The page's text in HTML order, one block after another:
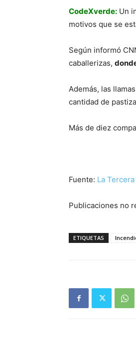
CodeXverde: Un
motivos que se
Según informó
caballerizas,
Además, las
cantidad de
Más de diez
Fuente: La Tercera
Publicaciones no
ETIQUETAS